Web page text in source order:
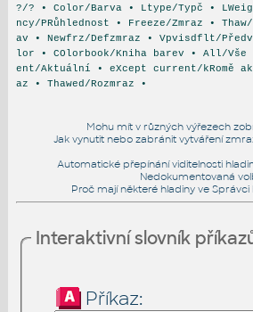
?/? • Color/Barva • Ltype/Typč •
ncy/PRůhlednost • Freeze/Zmraz •
av • Newfrz/Defzmraz • Vpvisdflt/
lor • COlorbook/Kniha barev • All/
ent/Aktuální • eXcept current/kRomě
az • Thawed/Rozmraz •
Mohu mít v různých výřezech
Jak vynutit nebo zabránit vytváření
Automatické přepínání viditelnosti
Nedokumentovaná
Proč mají některé hladiny ve
Interaktivní slovník
Příkaz: